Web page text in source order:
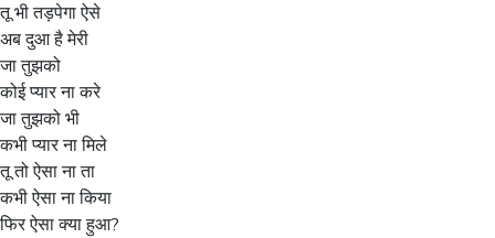
तू भी तड़पेगा ऐसे
अब दुआ है मेरी
जा तुझको
कोई प्यार ना करे
जा तुझको भी
कभी प्यार ना मिले
तू तो ऐसा ना ता
कभी ऐसा ना किया
फिर ऐसा क्या हुआ?